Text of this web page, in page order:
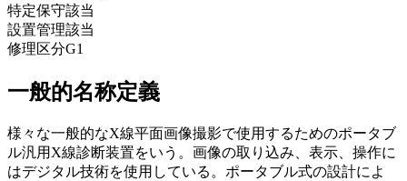
特定保守該当
設置管理該当
修理区分G1
一般的名称定義
様々な一般的なX線平面画像撮影で使用するためのポータブ
ル汎用X線診断装置をいう。画像の取り込み、表示、操作に
はデジタル技術を使用している。ポータブル式の設計によ